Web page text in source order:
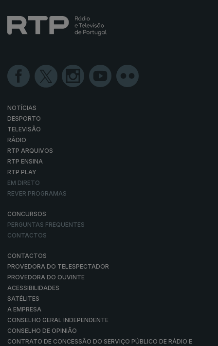
NOTÍCIAS
DESPORTO
TELEVISÃO
RÁDIO
RTP ARQUIVOS
RTP ENSINA
RTP PLAY
EM DIRETO
REVER PROGRAMAS
CONCURSOS
PERGUNTAS FREQUENTES
CONTACTOS
CONTACTOS
PROVEDORA DO TELESPECTADOR
PROVEDORA DO OUVINTE
ACESSIBILIDADES
SATÉLITES
A EMPRESA
CONSELHO GERAL INDEPENDENTE
CONSELHO DE OPINIÃO
CONTRATO DE CONCESSÃO DO SERVIÇO PÚBLICO DE RÁDIO E